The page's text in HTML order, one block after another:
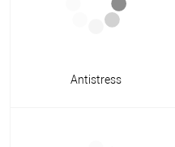
Antistress